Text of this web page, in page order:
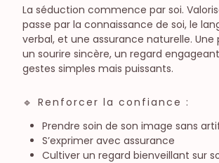
La séduction commence par soi.
passe par la connaissance de soi, le
verbal, et une assurance naturelle. Une
un sourire sincère, un regard
gestes simples mais puissants.
🔹 Renforcer la confiance :
Prendre soin de son image sans
S’exprimer avec assurance
Cultiver un regard bienveillant sur